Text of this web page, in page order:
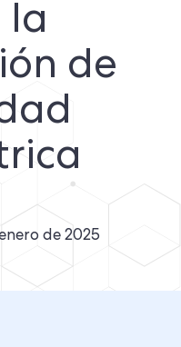
la
de
de 2025